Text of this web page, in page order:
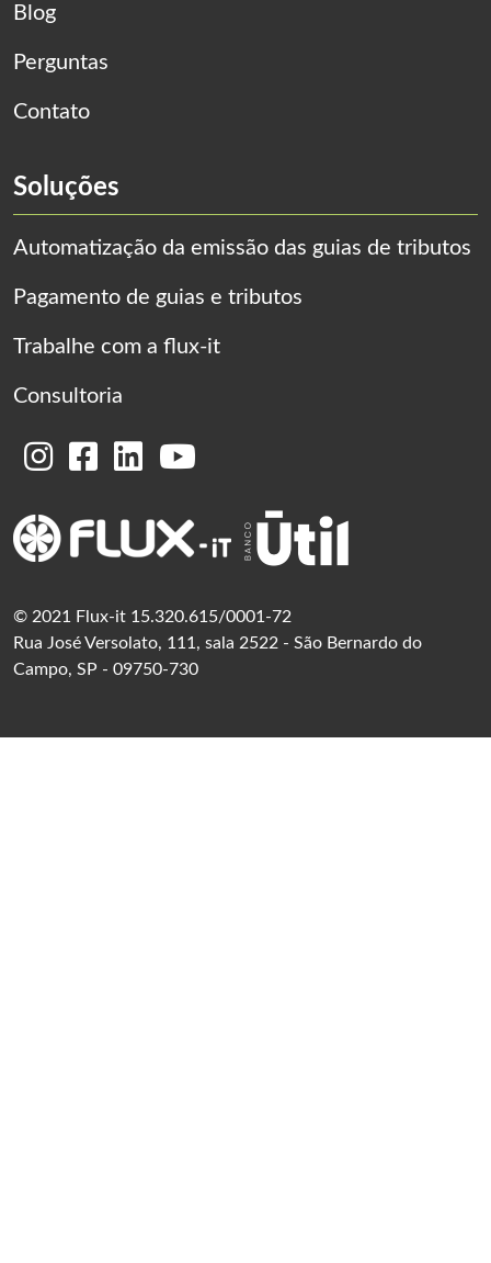
Blog
Perguntas
Contato
Soluções
Automatização da emissão das guias de tributos
Pagamento de guias e tributos
Trabalhe com a flux-it
Consultoria
© 2021 Flux-it 15.320.615/0001-72
Rua José Versolato, 111, sala 2522 - São Bernardo do
Campo, SP - 09750-730